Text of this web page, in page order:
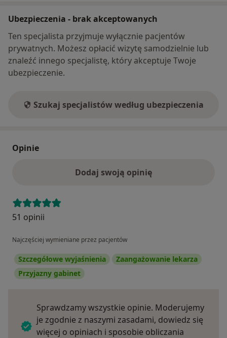
Ubezpieczenia - brak akceptowanych
Ten specjalista przyjmuje wyłącznie pacjentów
prywatnych. Możesz opłacić wizytę samodzielnie lub
znaleźć innego specjalistę, który akceptuje Twoje
ubezpieczenie.
Szukaj specjalistów według ubezpieczenia
Opinie
Dodaj swoją opinię
51 opinii
Najczęściej wymieniane przez pacjentów
Szczegółowe wyjaśnienia
Zaangażowanie lekarza
Przyjazny gabinet
Sprawdzamy wszystkie opinie. Moderujemy
je zgodnie z naszymi zasadami, dowiedz się
więcej o opiniach i sposobie obliczania